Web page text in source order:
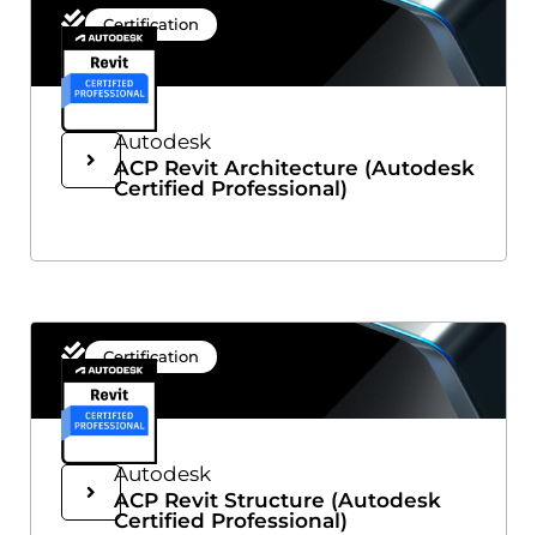
Certification
Autodesk
ACP Revit Architecture (Autodesk
Certified Professional)
Certification
Autodesk
ACP Revit Structure (Autodesk
Certified Professional)